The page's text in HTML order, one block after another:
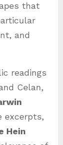
that
and
readings
Celan,
excerpts,
Hein